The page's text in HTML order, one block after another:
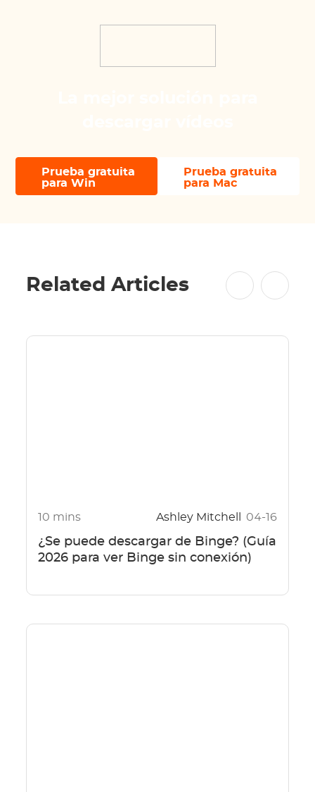
Prueba gratuita
para Win
Prueba gratuita
para Mac
Related Articles
10 mins Ashley Mitchell 04-16
¿Se puede descargar de Binge? (Guía
2026 para ver Binge sin conexión)